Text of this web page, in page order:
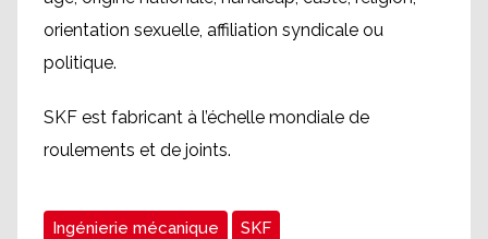
orientation sexuelle, affiliation syndicale ou
politique.
SKF est fabricant à l’échelle mondiale de
roulements et de joints.
Ingénierie mécanique SKF